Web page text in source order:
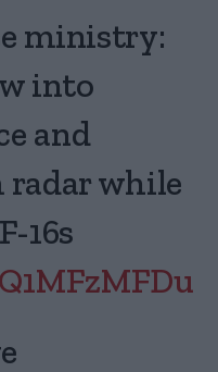
ministry:
into
and
radar while
16s